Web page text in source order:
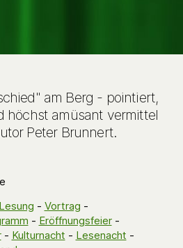
am Berg - pointiert,
höchst amüsant vermittel
Peter Brunnert.
- Vortrag -
- Eröffnungsfeier-
- Kulturnacht - Lesenacht -